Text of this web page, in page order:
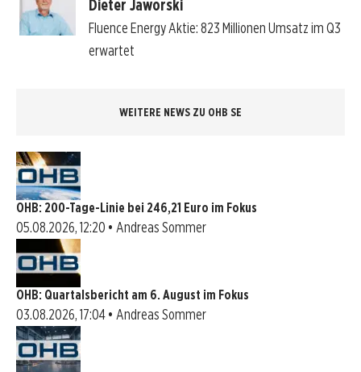
Dieter Jaworski
Fluence Energy Aktie: 823 Millionen Umsatz im Q3
erwartet
WEITERE NEWS ZU OHB SE
OHB: 200-Tage-Linie bei 246,21 Euro im Fokus
05.08.2026, 12:20 • Andreas Sommer
OHB: Quartalsbericht am 6. August im Fokus
03.08.2026, 17:04 • Andreas Sommer